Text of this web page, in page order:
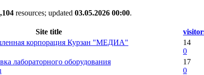
resources; updated 03.05.2026 00:00.
Site title
корпорация Курзан "МЕДИА"
14
0
лабораторного оборудования
17
0